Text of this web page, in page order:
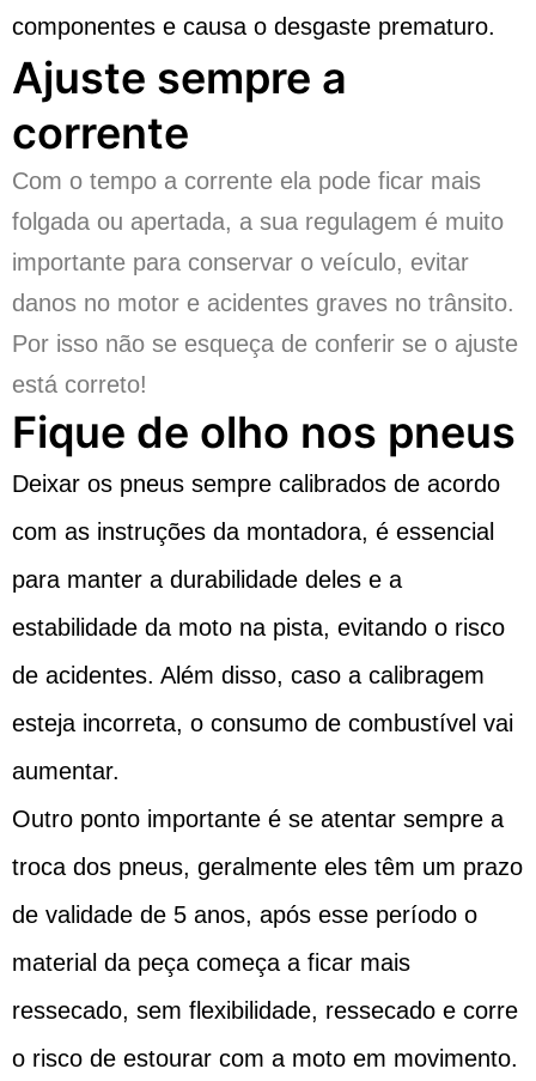
componentes e causa o desgaste prematuro.
Ajuste sempre a
corrente
Com o tempo a corrente ela pode ficar mais
folgada ou apertada, a sua regulagem é muito
importante para conservar o veículo, evitar
danos no motor e acidentes graves no trânsito.
Por isso não se esqueça de conferir se o ajuste
está correto!
Fique de olho nos pneus
Deixar os pneus sempre calibrados de acordo
com as instruções da montadora, é essencial
para manter a durabilidade deles e a
estabilidade da moto na pista, evitando o risco
de acidentes. Além disso, caso a calibragem
esteja incorreta, o consumo de combustível vai
aumentar.
Outro ponto importante é se atentar sempre a
troca dos pneus, geralmente eles têm um prazo
de validade de 5 anos, após esse período o
material da peça começa a ficar mais
ressecado, sem flexibilidade, ressecado e corre
o risco de estourar com a moto em movimento.